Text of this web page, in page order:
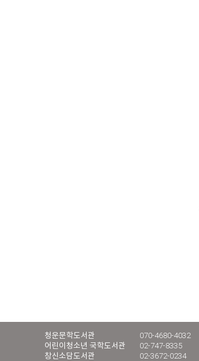
청운문학도서관 070-4680-4032
어린이청소년 국학도서관
02-747-8335
창신소담도서관
02-3672-0234